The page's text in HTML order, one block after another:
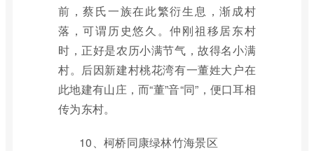
前，蔡氏一族在此繁衍生息，渐成村
落，可谓历史悠久。仲刚祖移居东村
时，正好是农历小满节气，故得名小满
村。后因新建村桃花湾有一董姓大户在
此地建有山庄，而“董”音“同”，便口耳相
传为东村。
10、柯桥同康绿林竹海景区